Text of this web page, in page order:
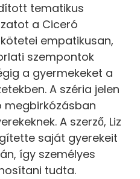
tematikus
a Ciceró
empatikusan,
szempontok
a gyermekeket a
A széria jelen
megbirkózásban
A szerző, Liz
saját gyerekeit
így személyes
tudta.